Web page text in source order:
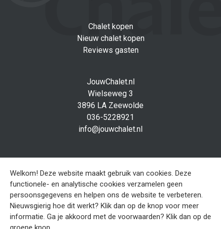
Welkom! Deze website maakt gebruik van cookies. Deze
functionele- en analytische cookies verzamelen geen
persoonsgegevens en helpen ons de website te verbeteren.
Nieuwsgierig hoe dit werkt? Klik dan op de knop voor meer
informatie. Ga je akkoord met de voorwaarden? Klik dan op de
Chalet kopen
Nieuw chalet kopen
Reviews gasten
JouwChalet.nl
Wielseweg 3
3896 LA Zeewolde
036-5228921
info@jouwchalet.nl
Social media
Facebook
Sitemap
Disclaimer
Privacy verklaring